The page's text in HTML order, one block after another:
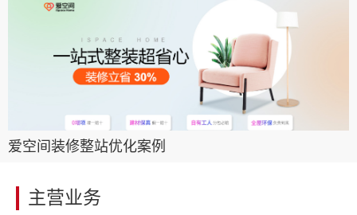
爱空间装修整站优化案例
主营业务